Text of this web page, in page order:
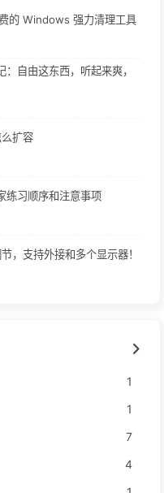
的 Windows 强力清理工具
：自由这东西，听起来爽，
扩容
练习顺序和注意事项
，支持外接和多个显示器！
1
1
7
4